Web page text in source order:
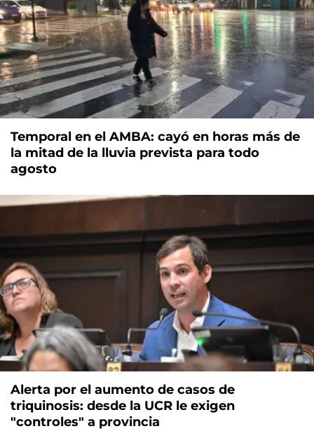
Temporal en el AMBA: cayó en horas más de
la mitad de la lluvia prevista para todo
agosto
Alerta por el aumento de casos de
triquinosis: desde la UCR le exigen
"controles" a provincia